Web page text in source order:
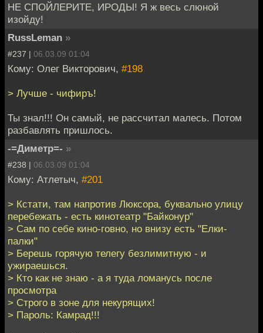
НЕ СПОЙЛЕРИТЕ, ИРОДЫ! Я ж весь слюной
изойду!
RussLeman »
#237 | 06.03.09 01:04
Кому: Олег Викторович, #198
> Лучше - чифиръ!
Ты знал!!! Он самый, не рассчитал малесь. Потом
разбавлять пришлось.
-=Диметр=- »
#238 | 06.03.09 01:04
Кому: Атлетыч, #201
> Кстати, там напротив Люксора, буквально улицу
перебежать - есть кинотеатр "Байконур"
> Сам по себе кино-говно, но внизу есть "Елки-
палки"
> Берешь горячую телегу безлимитную - и
ужираешься.
> Кто как не знаю - а я туда ломанусь после
просмотра
> Строго в зоне для некурящих!
> Пароль: Камрад!!!